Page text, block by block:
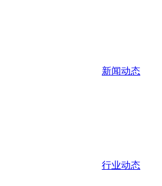
新闻动态
行业动态